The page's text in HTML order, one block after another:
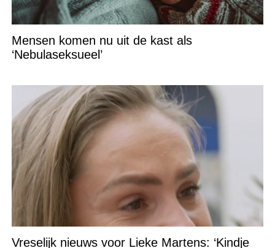
Mensen komen nu uit de kast als
‘Nebulaseksueel’
Vreselijk nieuws voor Lieke Martens: ‘Kindje